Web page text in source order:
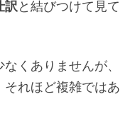
訳と結びつけて見て
くありませんが、
れほど複雑ではあ